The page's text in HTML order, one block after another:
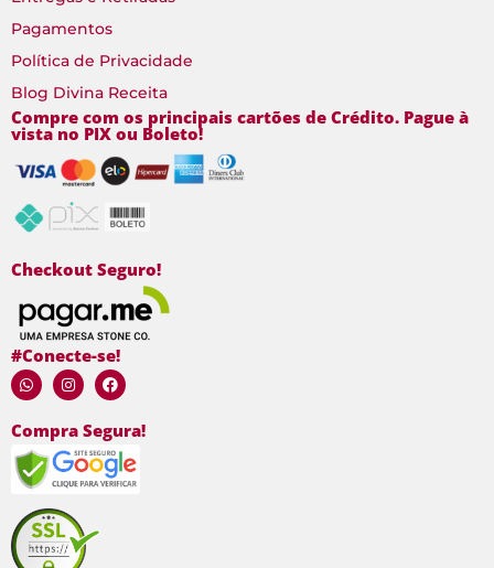
Pagamentos
Política de Privacidade
Blog Divina Receita
Compre com os principais cartões de Crédito. Pague à
vista no PIX ou Boleto!
Checkout Seguro!
#Conecte-se!
Compra Segura!